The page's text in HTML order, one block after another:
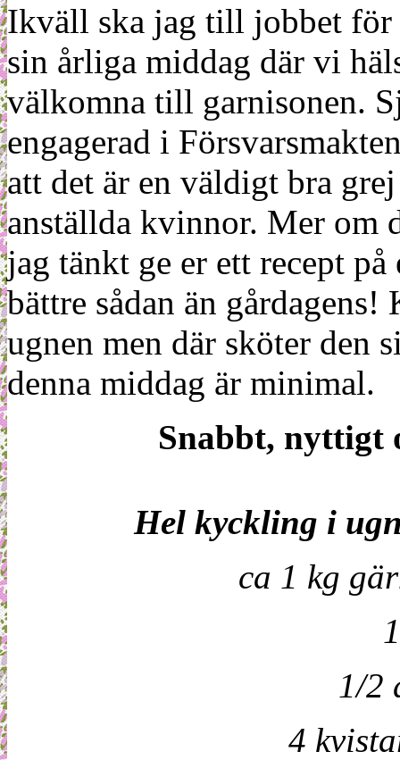
Ikväll ska jag till jobbet för
sin årliga middag där vi
välkomna till garnisonen.
engagerad i
att det är en väldigt bra
anställda kvinnor. Mer om
jag tänkt ge er ett recept
bättre sådan än
ugnen men där sköter den
denna middag är minimal.
Snabbt, nyttigt
Hel kyckling i
ca 1 kg
1/2
4